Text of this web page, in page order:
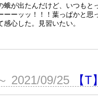
蛾が出たんだけど、いつも
ーーッッ！！！葉っぱかと
感心した。見習いたい。
2021/09/25 【T】